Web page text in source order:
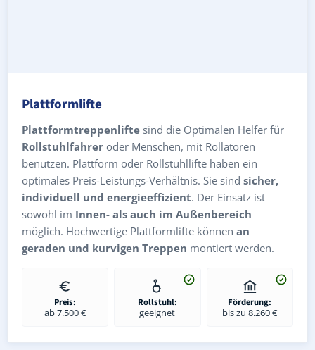
Plattformlifte
Plattformtreppenlifte sind die Optimalen Helfer für
Rollstuhlfahrer oder Menschen, mit Rollatoren
benutzen. Plattform oder Rollstuhllifte haben ein
optimales Preis-Leistungs-Verhältnis. Sie sind sicher,
individuell und energieeffizient. Der Einsatz ist
sowohl im Innen- als auch im Außenbereich
möglich. Hochwertige Plattformlifte können an
geraden und kurvigen Treppen montiert werden.
Preis:
ab 7.500 €
Rollstuhl:
geeignet
Förderung:
bis zu 8.260 €